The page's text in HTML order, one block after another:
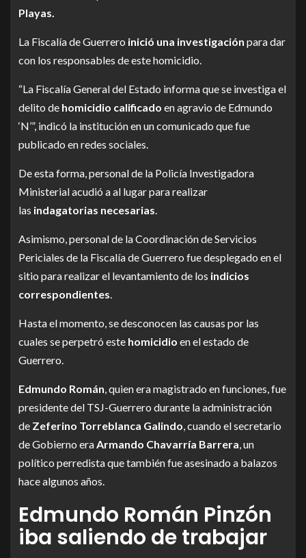
Playas.
La Fiscalía de Guerrero inició una investigación para dar
con los responsables de este homicidio.
“La Fiscalía General del Estado informa que se investiga el
delito de homicidio calificado en agravio de Edmundo
‘N’”, indicó la institución en un comunicado que fue
publicado en redes sociales.
De esta forma, personal de la Policía Investigadora
Ministerial acudió a al lugar para realizar
las indagatorias necesarias.
Asimismo, personal de la Coordinación de Servicios
Periciales de la Fiscalía de Guerrero fue desplegado en el
sitio para realizar el levantamiento de los indicios
correspondientes.
Hasta el momento, se desconocen las causas por las
cuales se perpetró este homicidio en el estado de
Guerrero.
Edmundo Román, quien era magistrado en funciones, fue
presidente del TSJ-Guerrero durante la administración
de Zeferino Torreblanca Galindo, cuando el secretario
de Gobierno eraArmando Chavarría Barrera, un
político perredista que también fue asesinado a balazos
hace algunos años.
Edmundo Román Pinzón
iba saliendo de trabajar